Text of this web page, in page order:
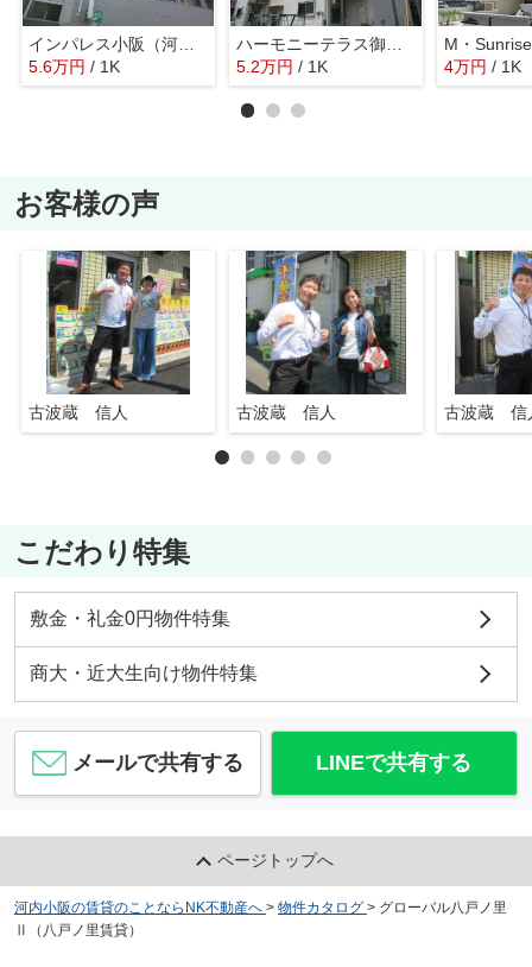
インパレス小阪（河内小阪賃貸）
5.6万円 / 1K
5.2万円 / 1K 4万円 / 1K
お客様の声
古波蔵 信人 古波蔵 信人 古波蔵 信
こだわり特集
敷金・礼金0円物件特集
商大・近大生向け物件特集
メールで共有する LINEで共有する
ページトップへ
河内小阪の賃貸のことならNK不動産へ > 物件カタログ > グローバル八戸ノ里
Ⅱ（八戸ノ里賃貸）